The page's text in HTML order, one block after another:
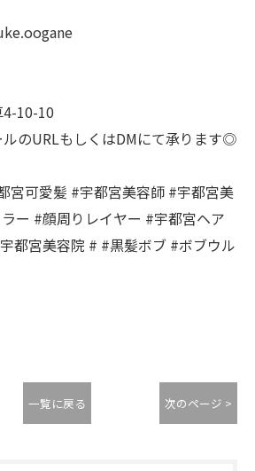
10-10
ルのURLもしくはDMにて承ります◎
宮可愛髪 #宇都宮美容師 #宇都宮美
ー #顔周りレイヤー #宇都宮ヘア
都宮美容院 # #黒髪ボブ #ボブウル
一覧に戻る 次のページ >